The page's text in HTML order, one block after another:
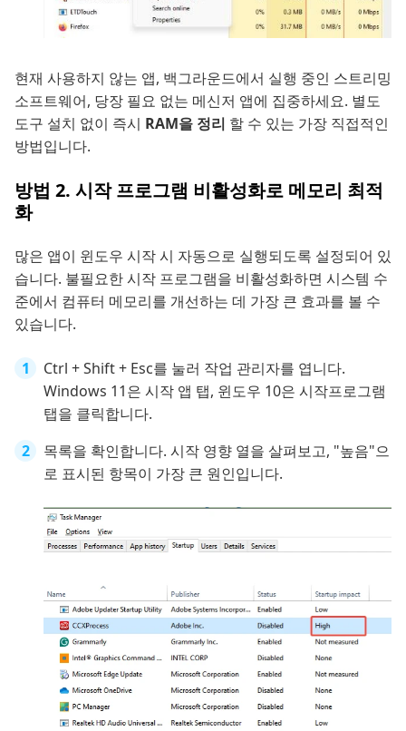
현재 사용하지 않는 앱, 백그라운드에서 실행 중인 스트리밍
소프트웨어, 당장 필요 없는 메신저 앱에 집중하세요. 별도
도구 설치 없이 즉시 RAM을 정리 할 수 있는 가장 직접적인
방법입니다.
방법 2. 시작 프로그램 비활성화로 메모리 최적
화
많은 앱이 윈도우 시작 시 자동으로 실행되도록 설정되어 있
습니다. 불필요한 시작 프로그램을 비활성화하면 시스템 수
준에서 컴퓨터 메모리를 개선하는 데 가장 큰 효과를 볼 수
있습니다.
Ctrl + Shift + Esc를 눌러 작업 관리자를 엽니다.
Windows 11은 시작 앱 탭, 윈도우 10은 시작프로그램
탭을 클릭합니다.
목록을 확인합니다. 시작 영향 열을 살펴보고, "높음"으
로 표시된 항목이 가장 큰 원인입니다.